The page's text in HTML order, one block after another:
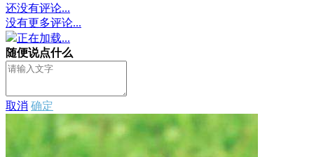
还没有评论...
没有更多评论...
正在加载...
随便说点什么
取消 确定